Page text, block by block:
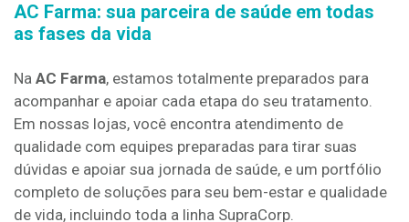
AC Farma: sua parceira de saúde em todas
as fases da vida
Na AC Farma, estamos totalmente preparados para
acompanhar e apoiar cada etapa do seu tratamento.
Em nossas lojas, você encontra atendimento de
qualidade com equipes preparadas para tirar suas
dúvidas e apoiar sua jornada de saúde, e um portfólio
completo de soluções para seu bem-estar e qualidade
de vida, incluindo toda a linha SupraCorp.